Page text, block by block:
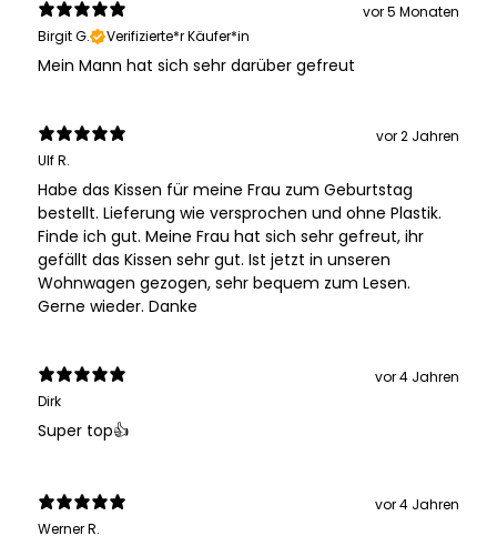
vor 5 Monaten
Birgit G.
Verifizierte*r Käufer*in
Mein Mann hat sich sehr darüber gefreut
vor 2 Jahren
Ulf R.
Habe das Kissen für meine Frau zum Geburtstag
bestellt. Lieferung wie versprochen und ohne Plastik.
Finde ich gut. Meine Frau hat sich sehr gefreut, ihr
gefällt das Kissen sehr gut. Ist jetzt in unseren
Wohnwagen gezogen, sehr bequem zum Lesen.
Gerne wieder. Danke
vor 4 Jahren
Dirk
Super top👍
vor 4 Jahren
Werner R.